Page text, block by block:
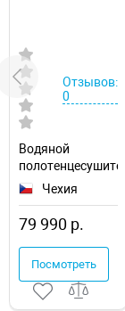
Отзывов:
0
Водяной
Ravak Cube
X04000083670
Чехия
79 990 р.
Посмотреть